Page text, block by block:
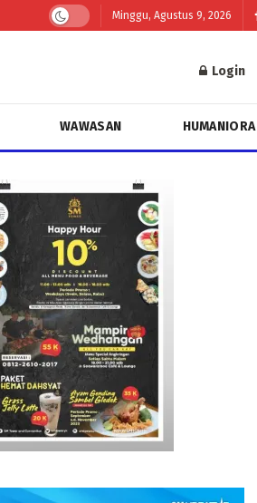
Minggu, Agustus 9, 2026
Login
WAWASAN HUMANIORA